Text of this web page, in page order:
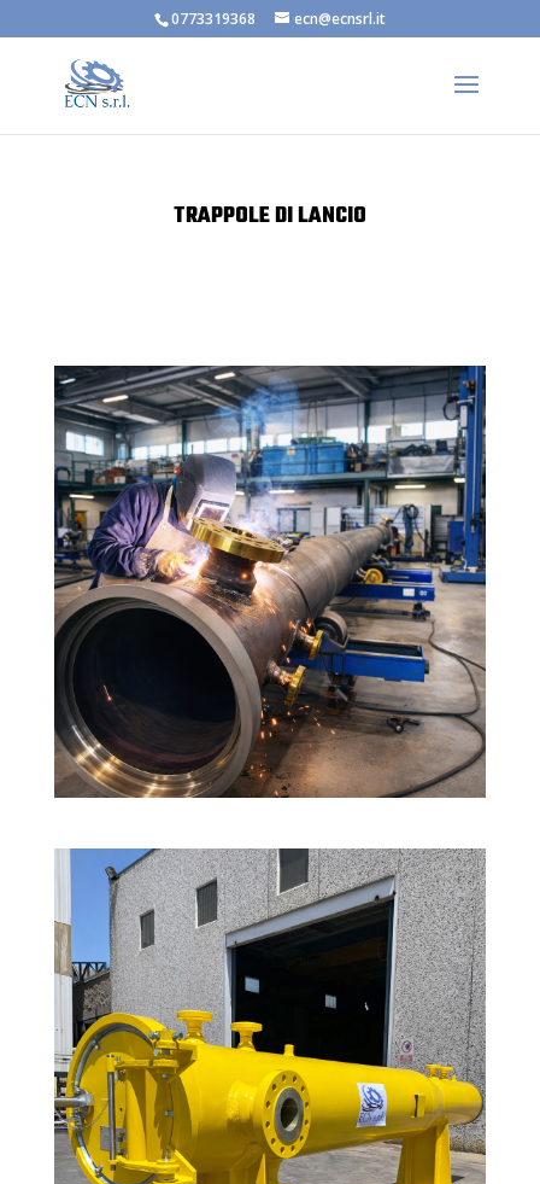
0773319368 ecn@ecnsrl.it
TRAPPOLE DI LANCIO